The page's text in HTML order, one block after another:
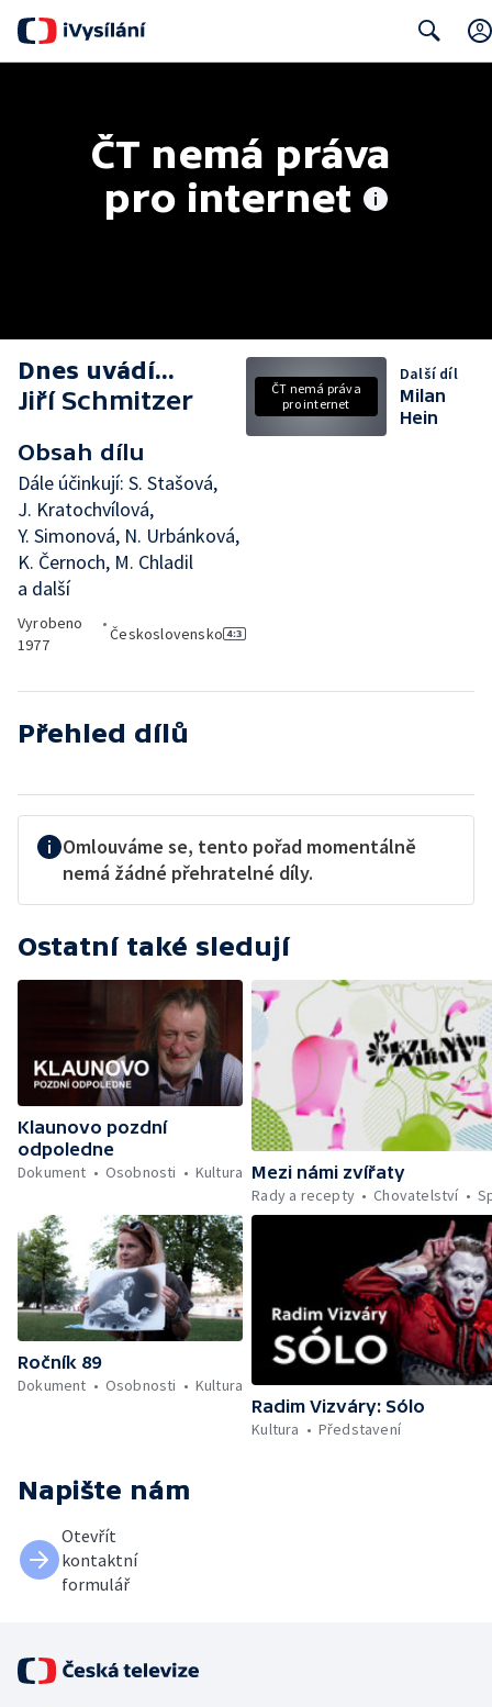
ČT nemá práva
pro internet
Dnes uvádí...
Jiří Schmitzer
Obsah dílu
Dále účinkují: S. Stašová,
J. Kratochvílová,
Y. Simonová, N. Urbánková,
K. Černoch, M. Chladil
a další
Vyrobeno
1977
•
Československo
ČT nemá práva
pro internet
Další díl
Milan
Hein
Přehled dílů
Omlouváme se, tento pořad momentálně
nemá žádné přehratelné díly.
Ostatní také sledují
Klaunovo pozdní
odpoledne
Dokument
Osobnosti Kultura Mezi námi zvířaty
Rady a recepty
Chovatelství
Ročník 89
Dokument
Osobnosti
Kultura
Radim Vizváry: Sólo
Kultura
Představení
Napište nám
Otevřít
kontaktní
formulář